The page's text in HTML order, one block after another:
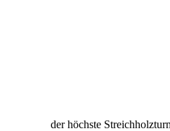
der höchste